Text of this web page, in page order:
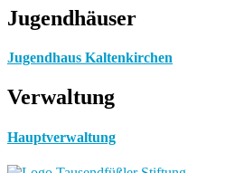
Jugendhäuser
Jugendhaus Kaltenkirchen
Verwaltung
Hauptverwaltung